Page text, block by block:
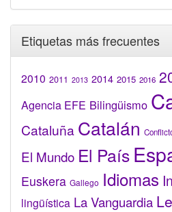
Etiquetas más frecuentes
2010 2011 2013 2014 2015 2016
Agencia EFE Bilingüismo
Cataluña Catalán
El Mundo El País
Euskera Gallego Idiomas
lingüística La Vanguardia